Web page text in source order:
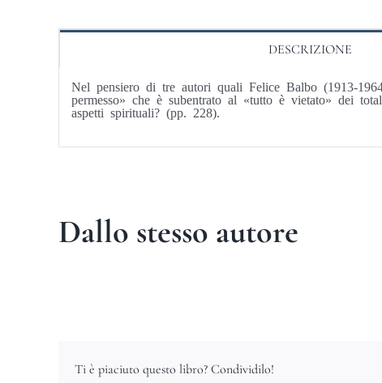
DESCRIZIONE
Nel pensiero di tre autori quali Felice Balbo (1913-
permesso» che è subentrato al «tutto è vietato» dei
aspetti spirituali? (pp. 228).
Dallo stesso autore
Ti è piaciuto questo libro? Condividilo!